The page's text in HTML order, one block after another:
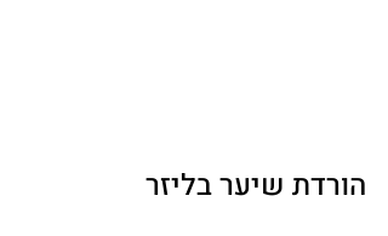
הורדת שיער בליזר